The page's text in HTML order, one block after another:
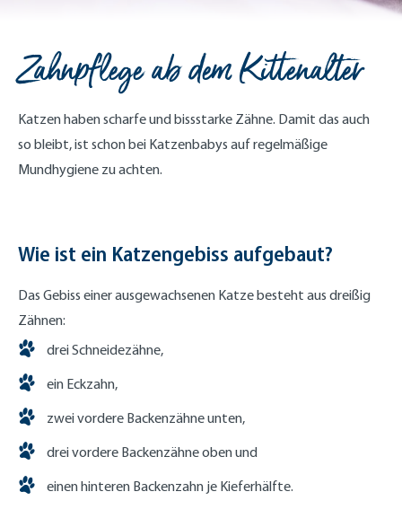
Zahnpflege ab dem Kittenalter
Katzen haben scharfe und bissstarke Zähne. Damit das auch
so bleibt, ist schon bei Katzenbabys auf regelmäßige
Mundhygiene zu achten.
Wie ist ein Katzengebiss aufgebaut?
Das Gebiss einer ausgewachsenen Katze besteht aus dreißig
Zähnen:
drei Schneidezähne,
ein Eckzahn,
zwei vordere Backenzähne unten,
drei vordere Backenzähne oben und
einen hinteren Backenzahn je Kieferhälfte.